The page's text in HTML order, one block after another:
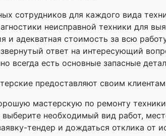
сотрудников для каждого вида
неисправной техники для
и адекватная стоимость за всю
ответ на интересующий
всегда есть основные запасные
предоставляют своим
мастерскую по ремонту
необходимый вид работ,
тендер и дождаться отклика от